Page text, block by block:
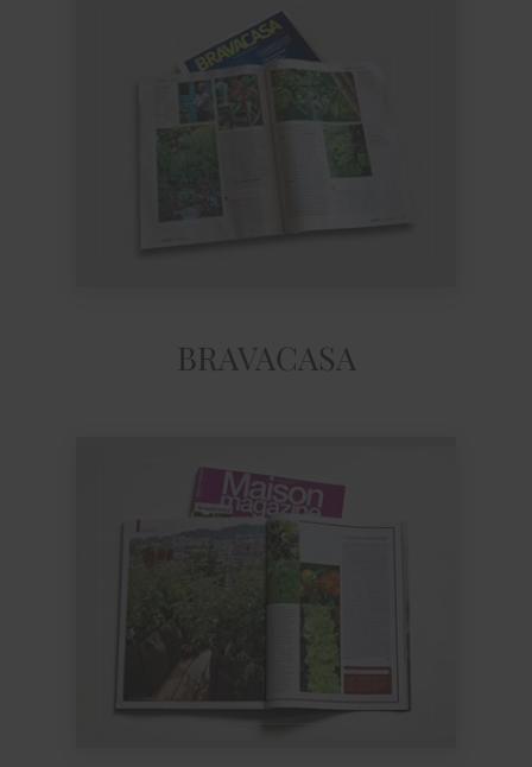
BRAVACASA